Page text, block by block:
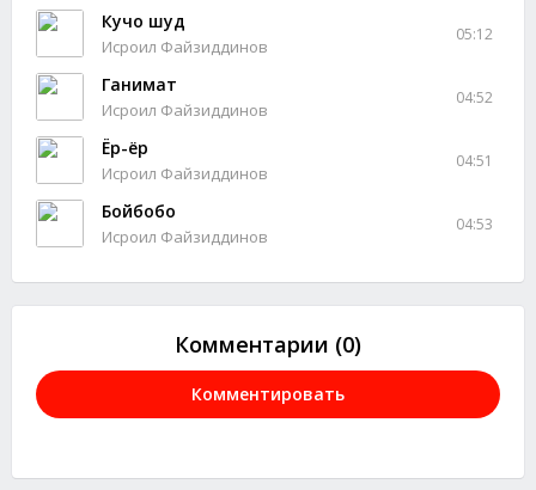
Кучо шуд
Исроил Файзиддинов
05:12
Ганимат
Исроил Файзиддинов
04:52
Ёр-ёр
Исроил Файзиддинов
04:51
Бойбобо
Исроил Файзиддинов
04:53
Комментарии (0)
Комментировать